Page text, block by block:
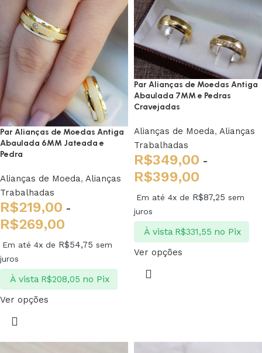
Par Alianças de Moedas Antiga
Abaulada 6MM Jateada e
Pedra
Alianças de Moeda, Alianças
Trabalhadas
R$219,00 -
R$269,00
Em até 4x de R$54,75 sem
juros
À vista R$208,05 no Pix
Ver opções
Par Alianças de Moedas Antiga
Abaulada 7MM e Pedras
Cravejadas
Alianças de Moeda, Alianças
Trabalhadas
R$349,00 -
R$399,00
Em até 4x de R$87,25 sem
juros
À vista R$331,55 no Pix
Ver opções